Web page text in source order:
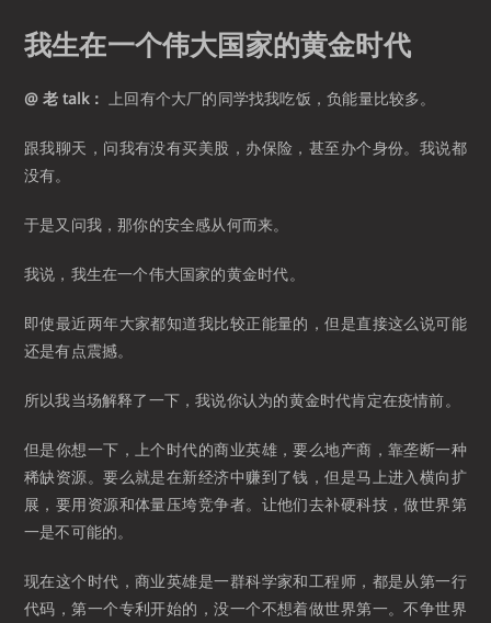
我生在一个伟大国家的黄金时代
@ 老 talk： 上回有个大厂的同学找我吃饭，负能量比较多。
跟我聊天，问我有没有买美股，办保险，甚至办个身份。我说都
没有。
于是又问我，那你的安全感从何而来。
我说，我生在一个伟大国家的黄金时代。
即使最近两年大家都知道我比较正能量的，但是直接这么说可能
还是有点震撼。
所以我当场解释了一下，我说你认为的黄金时代肯定在疫情前。
但是你想一下，上个时代的商业英雄，要么地产商，靠垄断一种
稀缺资源。要么就是在新经济中赚到了钱，但是马上进入横向扩
展，要用资源和体量压垮竞争者。让他们去补硬科技，做世界第
一是不可能的。
现在这个时代，商业英雄是一群科学家和工程师，都是从第一行
代码，第一个专利开始的，没一个不想着做世界第一。不争世界